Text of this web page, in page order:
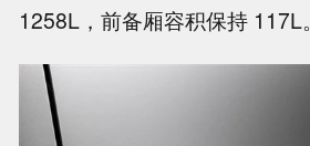
1258L，前备厢容积保持 117L。